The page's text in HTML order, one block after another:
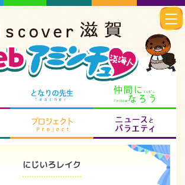
知られざる滋賀 となりの先生
まるまる地元ネタ プロジェクト
にじいろレイク